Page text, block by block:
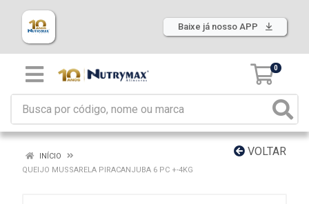
Baixe já nosso APP
0
VOLTAR
INÍCIO
QUEIJO MUSSARELA PIRACANJUBA 6 PC +-4KG